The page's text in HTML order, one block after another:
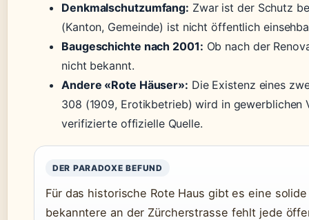
Denkmalschutzumfang: Zwar ist der Schutz
(Kanton, Gemeinde) ist nicht öffentlich
Baugeschichte nach 2001: Ob nach der
nicht bekannt.
Andere «Rote Häuser»: Die Existenz eines
308 (1909, Erotikbetrieb) wird in gewerblichen
verifizierte offizielle Quelle.
DER PARADOXE BEFUND
Für das historische Rote Haus gibt es eine
bekanntere an der Zürcherstrasse fehlt jede